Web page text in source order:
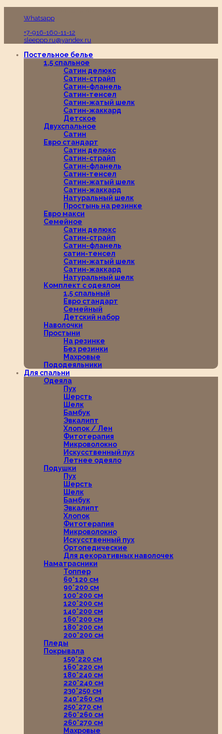
Whatsapp
+7-916-160-11-12
sleeppp.ru@yandex.ru
Постельное белье
1,5 спальное
Сатин делюкс
Сатин-страйп
Сатин-фланель
Сатин-тенсел
Сатин-жатый шелк
Сатин-жаккард
Детское
Двухспальное
Сатин
Евро стандарт
Сатин делюкс
Сатин-страйп
Сатин-фланель
Сатин-тенсел
Сатин-жатый шелк
Сатин-жаккард
Натуральный шелк
Простынь на резинке
Евро макси
Семейное
Сатин делюкс
Сатин-страйп
Сатин-фланель
сатин-тенсел
Сатин-жатый шелк
Сатин-жаккард
Натуральный шелк
Комплект с одеялом
1,5 спальный
Евро стандарт
Семейный
Детский набор
Наволочки
Простыни
На резинке
Без резинки
Махровые
Пододеяльники
Для спальни
Одеяла
Пух
Шерсть
Шелк
Бамбук
Эвкалипт
Хлопок / Лен
Фитотерапия
Микроволокно
Искусственный пух
Летнее одеяло
Подушки
Пух
Шерсть
Шелк
Бамбук
Эвкалипт
Хлопок
Фитотерапия
Микроволокно
Искусственный пух
Ортопедические
Для декоративных наволочек
Наматрасники
Топпер
60*120 см
90*200 см
100*200 см
120*200 см
140*200 см
160*200 см
180*200 см
200*200 см
Пледы
Покрывала
150*220 см
160*220 см
180*240 см
220*240 см
230*250 см
240*260 см
250*270 см
260*260 см
260*270 см
Махровые